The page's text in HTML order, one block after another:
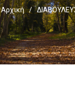
Αρχική /